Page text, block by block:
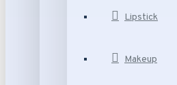
Lipstick
Makeup